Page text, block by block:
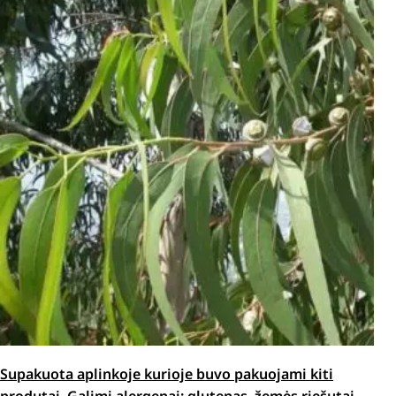
Supakuota aplinkoje kurioje buvo pakuojami kiti